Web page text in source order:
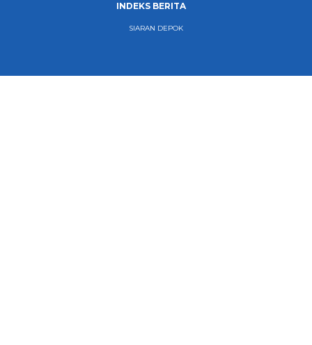
INDEKS BERITA
SIARAN DEPOK